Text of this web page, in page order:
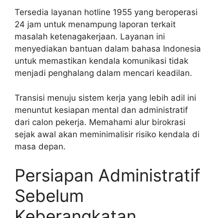
Tersedia layanan hotline 1955 yang beroperasi
24 jam untuk menampung laporan terkait
masalah ketenagakerjaan. Layanan ini
menyediakan bantuan dalam bahasa Indonesia
untuk memastikan kendala komunikasi tidak
menjadi penghalang dalam mencari keadilan.
Transisi menuju sistem kerja yang lebih adil ini
menuntut kesiapan mental dan administratif
dari calon pekerja. Memahami alur birokrasi
sejak awal akan meminimalisir risiko kendala di
masa depan.
Persiapan Administratif
Sebelum